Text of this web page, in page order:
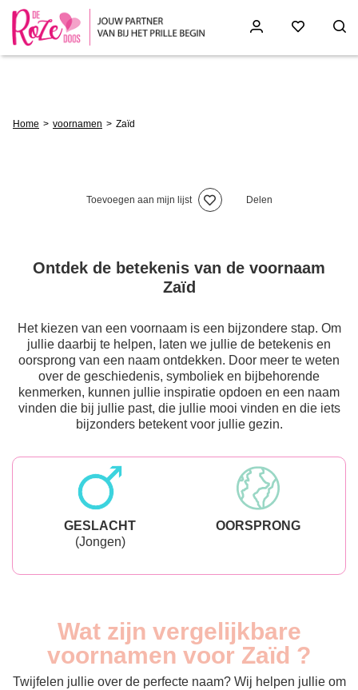
Home voornamen Zaïd
Toevoegen aan mijn lijst Delen
Ontdek de betekenis van de voornaam
Zaïd
Het kiezen van een voornaam is een bijzondere stap. Om
jullie daarbij te helpen, laten we jullie de betekenis en
oorsprong van een naam ontdekken. Door meer te weten
over de geschiedenis, symboliek en bijbehorende
kenmerken, kunnen jullie inspiratie opdoen en een naam
vinden die bij jullie past, die jullie mooi vinden en die iets
bijzonders betekent voor jullie gezin.
GESLACHT
(Jongen)
OORSPRONG
Wat zijn vergelijkbare
voornamen voor Zaïd ?
Twijfelen jullie over de perfecte naam? Wij helpen jullie om